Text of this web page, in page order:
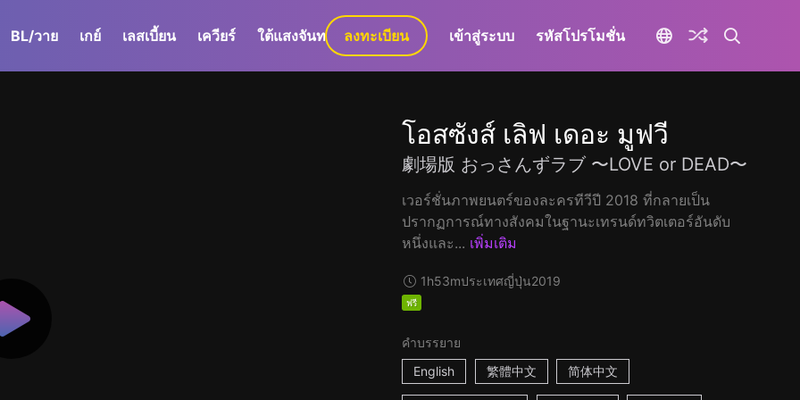
BL/วาย เกย์ เลสเบี้ยน เควียร์ ใต้แสงจันทร์ GaLa+
ลงทะเบียน เข้าสู่ระบบ รหัสโปรโมชั่น
โอสซังส์ เลิฟ เดอะ มูฟวี
劇場版 おっさんずラブ 〜LOVE or DEAD〜
เวอร์ชั่นภาพยนตร์ของละครทีวีปี 2018 ที่กลายเป็น
ปรากฏการณ์ทางสังคมในฐานะเทรนด์ทวิตเตอร์อันดับ
หนึ่งและ... เพิ่มเติม
1h53mประเทศญี่ปุ่น2019
ฟรี
คำบรรยาย
English
繁體中文 简体中文